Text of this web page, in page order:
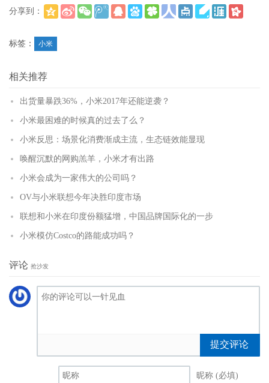
分享到：
标签：
小米
相关推荐
出货量暴跌36%，小米2017年还能逆袭？
小米最困难的时候真的过去了么？
小米反思：场景化消费渐成主流，生态链效能显现
唤醒沉默的网购羔羊，小米才有出路
小米会成为一家伟大的公司吗？
OV与小米联想今年决胜印度市场
联想和小米在印度份额猛增，中国品牌国际化的一步
小米模仿Costco的路能成功吗？
评论 抢沙发
提交评论
昵称 (必填)